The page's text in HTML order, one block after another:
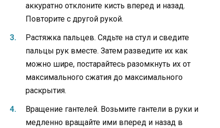
аккуратно отклоните кисть вперед и назад.
Повторите с другой рукой.
Растяжка пальцев. Сядьте на стул и сведите
пальцы рук вместе. Затем разведите их как
можно шире, постарайтесь разомкнуть их от
максимального сжатия до максимального
раскрытия.
Вращение гантелей. Возьмите гантели в руки и
медленно вращайте ими вперед и назад в